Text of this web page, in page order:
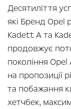
Десятиліття
які Бренд
Kadett A та
продовжує
покоління
на пропозиції
та побажання
хетчбек,